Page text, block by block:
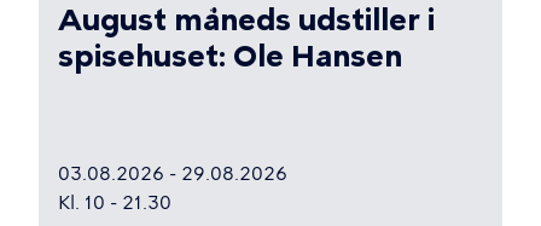
August måneds udstiller i
spisehuset: Ole Hansen
03.08.2026 - 29.08.2026
Kl. 10 - 21.30